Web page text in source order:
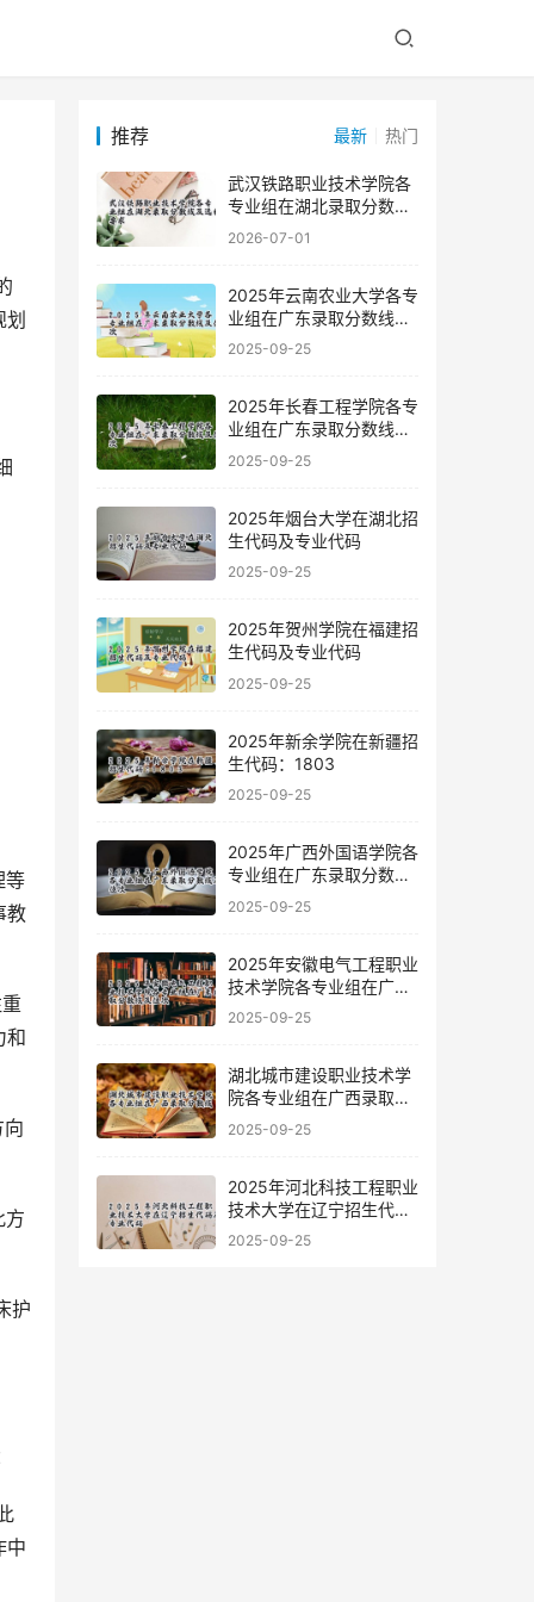
等
教
和
方
护
中
推荐 最新 热门
武汉铁路职业技术学院各
专业组在湖北录取分数线
及选科要求
2026-07-01
2025年云南农业大学各专
业组在广东录取分数线及
位次
2025-09-25
2025年长春工程学院各专
业组在广东录取分数线及
位次
2025-09-25
2025年烟台大学在湖北招
生代码及专业代码
2025-09-25
2025年贺州学院在福建招
生代码及专业代码
2025-09-25
2025年新余学院在新疆招
生代码：1803
2025-09-25
2025年广西外国语学院各
专业组在广东录取分数线
及位次
2025-09-25
2025年安徽电气工程职业
技术学院各专业组在广东
录取分数线及位次
2025-09-25
湖北城市建设职业技术学
院各专业组在广西录取分
数线
2025-09-25
2025年河北科技工程职业
技术大学在辽宁招生代码
及专业代码
2025-09-25